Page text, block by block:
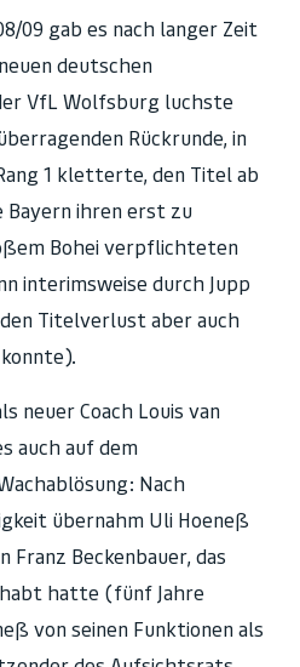
09 gab es nach langer Zeit
deutschen
VfL Wolfsburg luchste
Rückrunde, in
1 kletterte, den Titel ab
ihren erst zu
Bohei verpflichteten
interimsweise durch Jupp
Titelverlust aber auch
neuer Coach Louis van
auch auf dem
Nach
übernahm Uli Hoeneß
Franz Beckenbauer, das
hatte (fünf Jahre
von seinen Funktionen als